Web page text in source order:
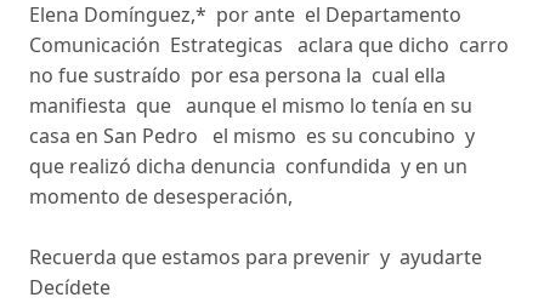
Elena Domínguez,* por ante el Departamento
Comunicación Estrategicas aclara que dicho carro
no fue sustraído por esa persona la cual ella
manifiesta que aunque el mismo lo tenía en su
casa en San Pedro el mismo es su concubino y
que realizó dicha denuncia confundida y en un
momento de desesperación,
Recuerda que estamos para prevenir y ayudarte
Decídete